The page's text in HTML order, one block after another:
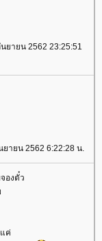
ยายน 2562 23:25:51
ยายน 2562 6:22:28 น.
องตั๋ว
ค่